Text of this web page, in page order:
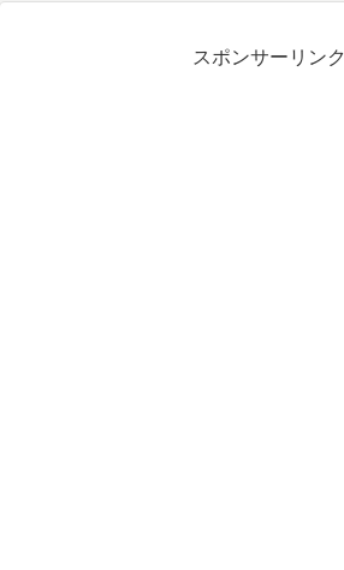
スポンサーリンク